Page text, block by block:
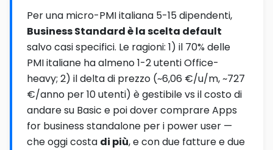
Per una micro-PMI italiana 5-15 dipendenti,
Business Standard è la scelta default
salvo casi specifici. Le ragioni: 1) il 70% delle
PMI italiane ha almeno 1-2 utenti Office-
heavy; 2) il delta di prezzo (~6,06 €/u/m, ~727
€/anno per 10 utenti) è gestibile vs il costo di
andare su Basic e poi dover comprare Apps
for business standalone per i power user —
che oggi costa di più, e con due fatture e due